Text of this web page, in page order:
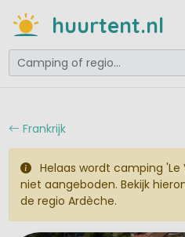
huurtent.nl
Frankrijk
Helaas wordt camping
niet aangeboden. Bekijk
de regio Ardèche.